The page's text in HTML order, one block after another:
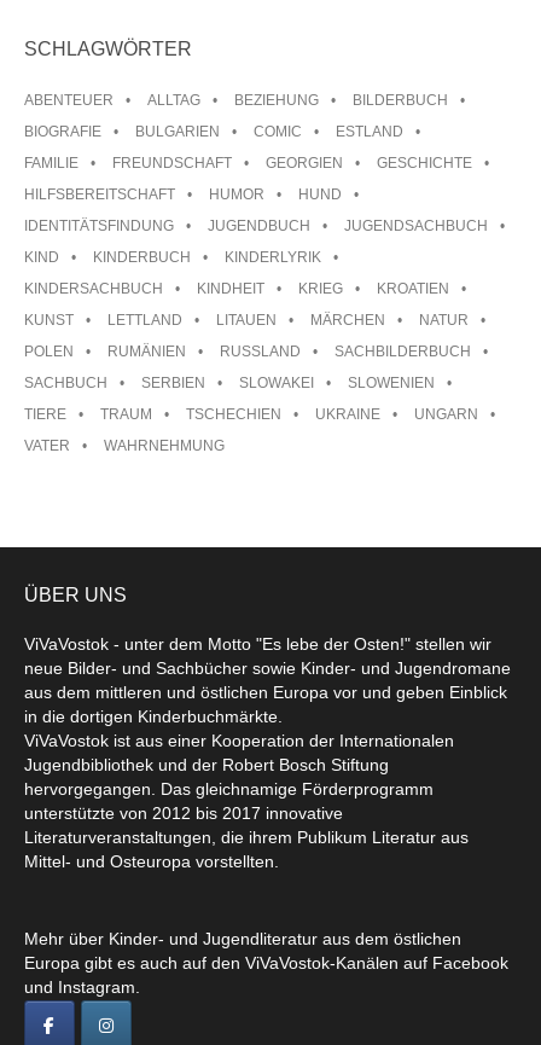
SCHLAGWÖRTER
ABENTEUER ALLTAG BEZIEHUNG
BILDERBUCH
BIOGRAFIE
BULGARIEN COMIC
ESTLAND
FAMILIE
FREUNDSCHAFT GEORGIEN
GESCHICHTE
HILFSBEREITSCHAFT
HUMOR
HUND
IDENTITÄTSFINDUNG
JUGENDBUCH
JUGENDSACHBUCH
KIND
KINDERBUCH
KINDERLYRIK
KINDERSACHBUCH
KINDHEIT KRIEG
KROATIEN
KUNST
LETTLAND LITAUEN MÄRCHEN
NATUR
POLEN
RUMÄNIEN RUSSLAND
SACHBILDERBUCH
SACHBUCH
SERBIEN SLOWAKEI
SLOWENIEN
TIERE
TRAUM TSCHECHIEN UKRAINE
UNGARN
VATER
WAHRNEHMUNG
ÜBER UNS
ViVaVostok - unter dem Motto "Es lebe der Osten!" stellen wir
neue Bilder- und Sachbücher sowie Kinder- und Jugendromane
aus dem mittleren und östlichen Europa vor und geben Einblick
in die dortigen Kinderbuchmärkte.
ViVaVostok ist aus einer Kooperation der Internationalen
Jugendbibliothek und der Robert Bosch Stiftung
hervorgegangen. Das gleichnamige Förderprogramm
unterstützte von 2012 bis 2017 innovative
Literaturveranstaltungen, die ihrem Publikum Literatur aus
Mittel- und Osteuropa vorstellten.
Mehr über Kinder- und Jugendliteratur aus dem östlichen
Europa gibt es auch auf den ViVaVostok-Kanälen auf Facebook
und Instagram.